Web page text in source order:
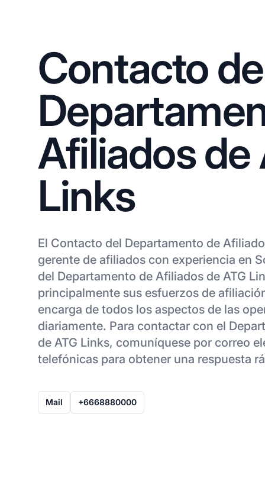
Contacto
Afiliados de
Links
El Contacto del Departamento de
gerente de afiliados con experiencia en
del Departamento de Afiliados de ATG
principalmente sus esfuerzos de
encarga de todos los aspectos de las
diariamente. Para contactar con el
de ATG Links, comuníquese por correo
telefónicas para obtener una respuesta
Mail +6668880000